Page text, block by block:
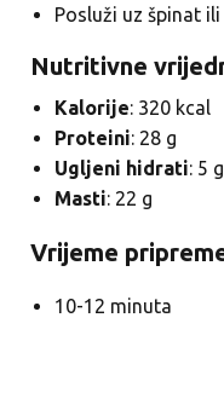
Posluži uz špinat
Nutritivne
Kalorije: 320 kcal
Proteini: 28 g
Ugljeni hidrati: 5 g
Masti: 22 g
Vrijeme
10-12 minuta